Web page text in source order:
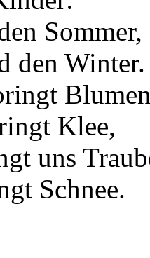
Sommer,
den Winter.
Klee,
uns
Schnee.